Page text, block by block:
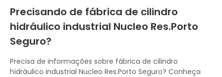
Precisando de fábrica de cilindro
hidráulico industrial Nucleo Res.Porto
Seguro?
Precisa de informações sobre fábrica de cilindro
hidráulico industrial Nucleo Res.Porto Seguro? Conheça